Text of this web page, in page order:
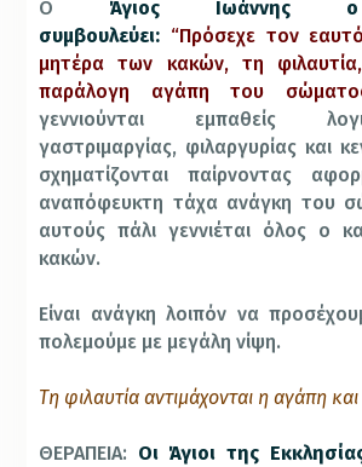
Ο Άγιος Ιωάννης ο
συμβουλεύει: “Πρόσεχε τον
μητέρα των κακών, τη
παράλογη αγάπη του
γεννιούνται εμπαθείς
γαστριμαργίας, φιλαργυρίας και
σχηματίζονται παίρνοντας
αναπόφευκτη τάχα ανάγκη του
αυτούς πάλι γεννιέται όλος ο
κακών.
Είναι ανάγκη λοιπόν να
πολεμούμε με μεγάλη νίψη.
Τη φιλαυτία αντιμάχονται η αγάπη
ΘΕΡΑΠΕΙΑ: Οι Άγιοι της